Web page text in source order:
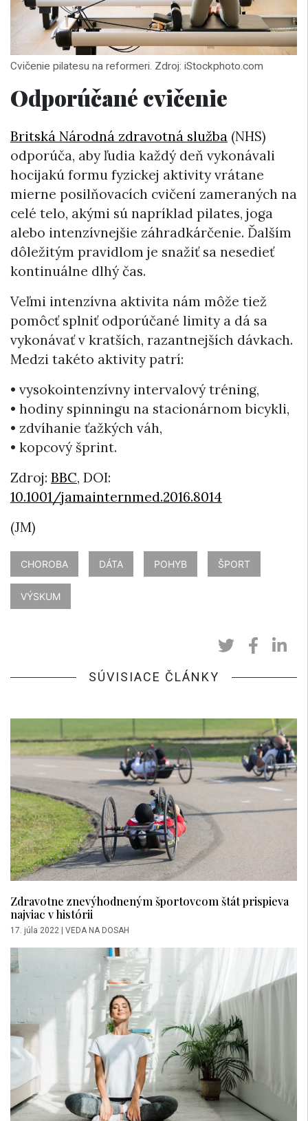
Cvičenie pilatesu na reformeri. Zdroj: iStockphoto.com
Odporúčané cvičenie
Britská Národná zdravotná služba (NHS)
odporúča, aby ľudia každý deň vykonávali
hocijakú formu fyzickej aktivity vrátane
mierne posilňovacích cvičení zameraných na
celé telo, akými sú napríklad pilates, joga
alebo intenzívnejšie záhradkárčenie. Ďalším
dôležitým pravidlom je snažiť sa nesedieť
kontinuálne dlhý čas.
Veľmi intenzívna aktivita nám môže tiež
pomôcť splniť odporúčané limity a dá sa
vykonávať v kratších, razantnejších dávkach.
Medzi takéto aktivity patrí:
• vysokointenzívny intervalový tréning,
• hodiny spinningu na stacionárnom bicykli,
• zdvíhanie ťažkých váh,
• kopcový šprint.
Zdroj: BBC, DOI:
10.1001/jamainternmed.2016.8014
(JM)
CHOROBA DÁTA POHYB ŠPORT
VÝSKUM
SÚVISIACE ČLÁNKY
Zdravotne znevýhodneným športovcom štát prispieva
najviac v histórii
17. júla 2022 | VEDA NA DOSAH